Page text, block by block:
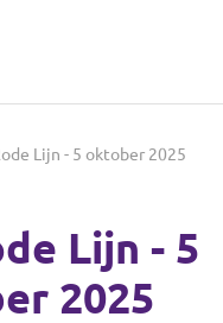
dichtbij
Lijn - 5 oktober 2025
Lijn - 5
2025